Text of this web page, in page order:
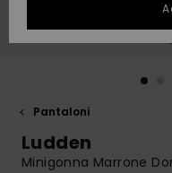
per
la
alla
APP
Pantaloni
Ludden
Minigonna Marrone